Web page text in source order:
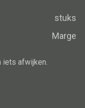
stuks
Marge
iets afwijken.